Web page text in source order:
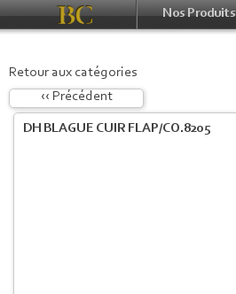
Nos Produits
Retour aux catégories
‹‹ Précédent
DH BLAGUE CUIR FLAP/CO.8205